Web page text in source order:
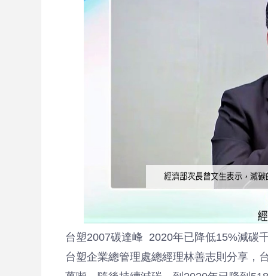
台塑2007碳達峰 2020年已降低15%減碳
台塑企業總管理處總經理林善志則分享，